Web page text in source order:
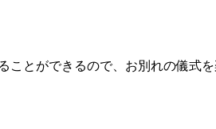
ことができるので、お別れの儀式